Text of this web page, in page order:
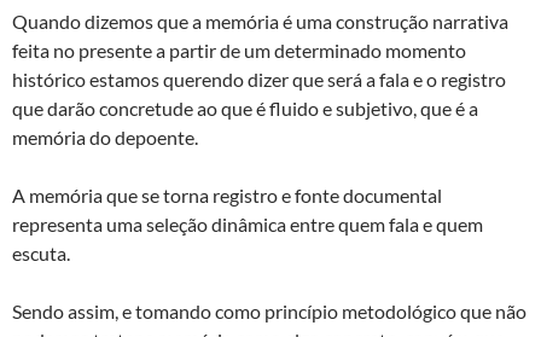
Quando dizemos que a memória é uma construção narrativa
feita no presente a partir de um determinado momento
histórico estamos querendo dizer que será a fala e o registro
que darão concretude ao que é fluido e subjetivo, que é a
memória do depoente.
A memória que se torna registro e fonte documental
representa uma seleção dinâmica entre quem fala e quem
escuta.
Sendo assim, e tomando como princípio metodológico que não